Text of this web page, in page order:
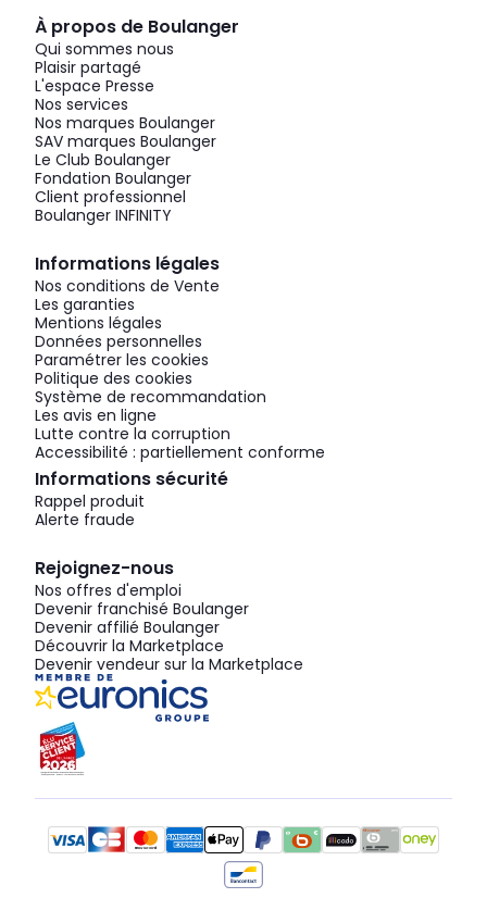
À propos de Boulanger
Qui sommes nous
Plaisir partagé
L'espace Presse
Nos services
Nos marques Boulanger
SAV marques Boulanger
Le Club Boulanger
Fondation Boulanger
Client professionnel
Boulanger INFINITY
Informations légales
Nos conditions de Vente
Les garanties
Mentions légales
Données personnelles
Paramétrer les cookies
Politique des cookies
Système de recommandation
Les avis en ligne
Lutte contre la corruption
Accessibilité : partiellement conforme
Informations sécurité
Rappel produit
Alerte fraude
Rejoignez-nous
Nos offres d'emploi
Devenir franchisé Boulanger
Devenir affilié Boulanger
Découvrir la Marketplace
Devenir vendeur sur la Marketplace